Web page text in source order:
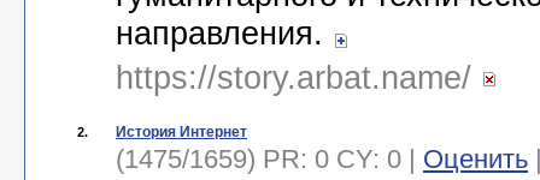
направления.
https://story.arbat.name/
2. История Интернет
(1475/1659) PR: 0 CY: 0 | Оценить